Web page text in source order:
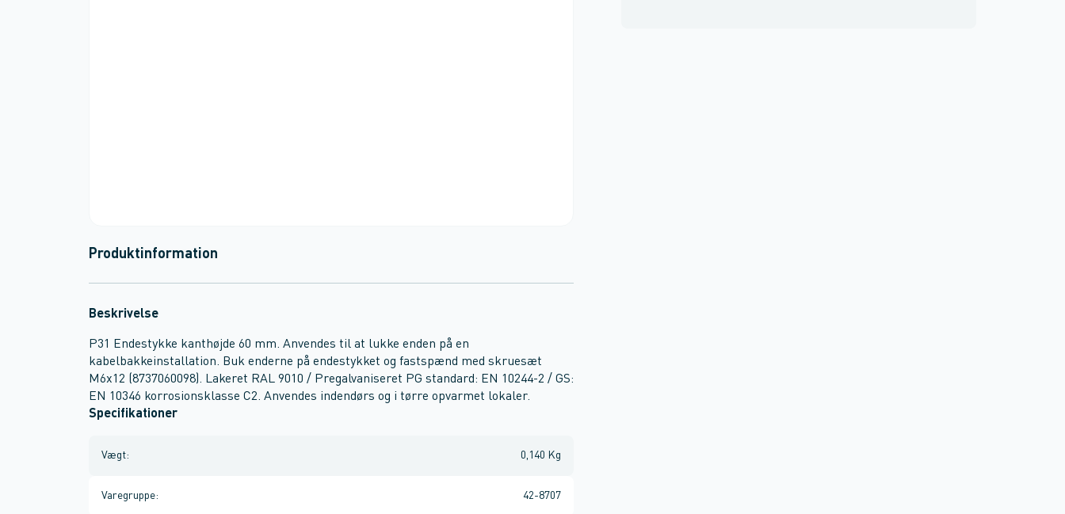
Produktinformation
Beskrivelse
P31 Endestykke kanthøjde 60 mm. Anvendes til at lukke enden på en
kabelbakkeinstallation. Buk enderne på endestykket og fastspænd med skruesæt
M6x12 (8737060098). Lakeret RAL 9010 / Pregalvaniseret PG standard: EN 10244-2 / GS:
EN 10346 korrosionsklasse C2. Anvendes indendørs og i tørre opvarmet lokaler.
Specifikationer
Vægt: 0,140 Kg
Varegruppe: 42-8707